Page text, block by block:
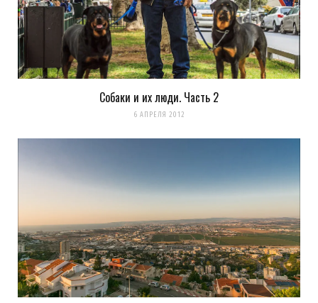
Собаки и их люди. Часть 2
6 АПРЕЛЯ 2012